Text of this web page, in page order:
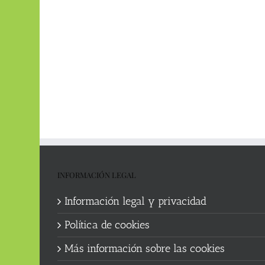
INFORMACIÓN LEGAL
Información legal y privacidad
Política de cookies
Más información sobre las cookies